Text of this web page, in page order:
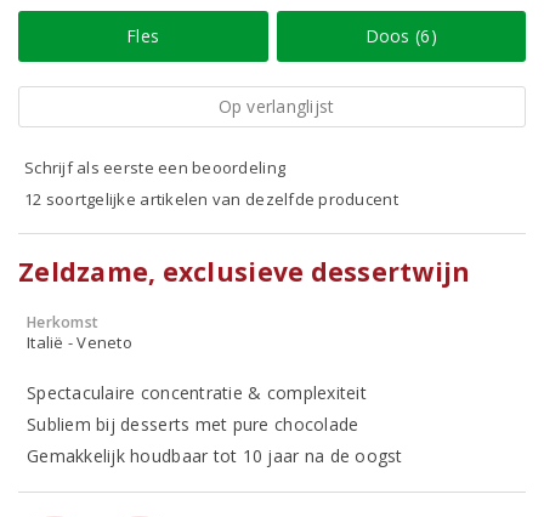
Fles Doos (6)
Op verlanglijst
Schrijf als eerste een beoordeling
12 soortgelijke artikelen van dezelfde producent
Zeldzame, exclusieve dessertwijn
Herkomst
Italië - Veneto
Spectaculaire concentratie & complexiteit
Subliem bij desserts met pure chocolade
Gemakkelijk houdbaar tot 10 jaar na de oogst